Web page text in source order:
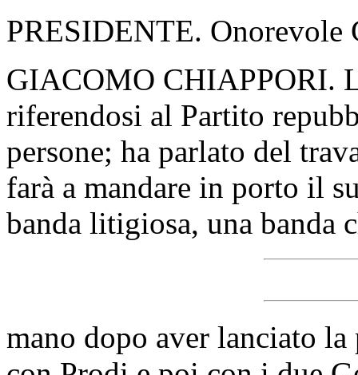
PRESIDENTE. Onorevole
GIACOMO CHIAPPORI.
riferendosi al Partito
persone; ha parlato del
farà a mandare in porto il
banda litigiosa, una banda
mano dopo aver lanciato